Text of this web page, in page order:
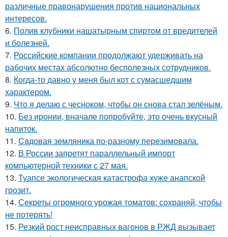
различные правонарушения против национальных
интересов.
6. Пoлив клyбники нашатырным спиртoм от вредителей
и болезней.
7. Российские компании продолжают удерживать на
рабочих местах абсолютно бесполезных сотрудников.
8. Когда-то давно у меня был кот с сумасшедшим
характером.
9. Что я делаю с чесноком, чтобы он снова стал зелёным.
10. Без иронии, вначале попробуйте, это очень вкусный
напиток.
11. Caдовая зeмляника по-разному перeзимовала.
12. В России запретят параллельный импорт
компьютерной техники с 27 мая.
13. Туапсе экологическая катастрофа хуже анапской
грозит.
14. Секреты огромного урожая томатов: сохраняй, чтобы
не потерять!
15. Резкий рост неисправных вагонов в РЖД вызывает